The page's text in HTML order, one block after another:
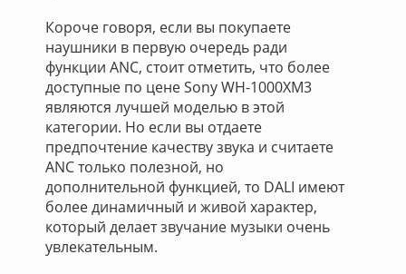
Короче говоря, если вы покупаете
наушники в первую очередь ради
функции ANC, стоит отметить, что более
доступные по цене Sony WH-1000XM3
являются лучшей моделью в этой
категории. Но если вы отдаете
предпочтение качеству звука и считаете
ANC только полезной, но
дополнительной функцией, то DALI имеют
более динамичный и живой характер,
который делает звучание музыки очень
увлекательным.